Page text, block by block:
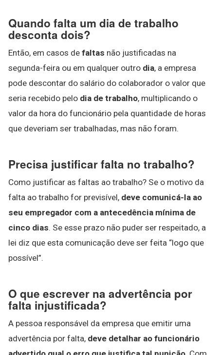
Quando falta um dia de trabalho
desconta dois?
Então, em casos de faltas não justificadas na
segunda-feira ou em qualquer outro dia, a empresa
pode descontar do salário do colaborador o valor que
seria recebido pelo dia de trabalho, multiplicando o
valor da hora do funcionário pela quantidade de horas
que deveriam ser trabalhadas, mas não foram.
Precisa justificar falta no trabalho?
Como justificar as faltas ao trabalho? Se o motivo da
falta ao trabalho for previsível, deve comunicá-la ao
seu empregador com a antecedência mínima de
cinco dias. Se esse prazo não puder ser respeitado, a
lei diz que esta comunicação deve ser feita “logo que
possível”.
O que escrever na advertência por
falta injustificada?
A pessoa responsável da empresa que emitir uma
advertência por falta, deve detalhar ao funcionário